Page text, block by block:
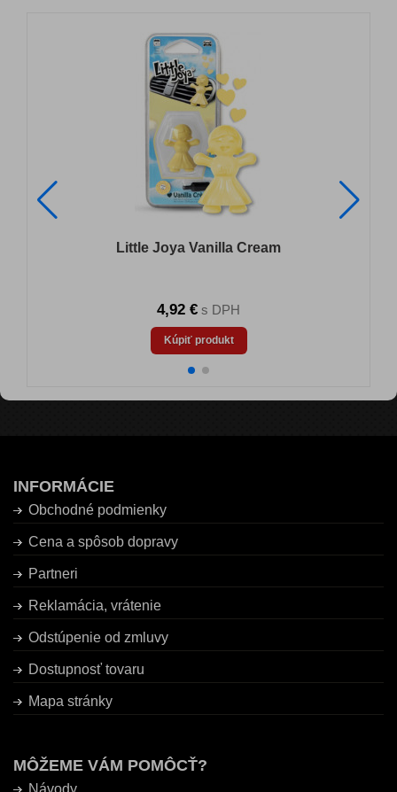
Little Joya Vanilla Cream
4,92 € s DPH
Kúpiť produkt
INFORMÁCIE
Obchodné podmienky
Cena a spôsob dopravy
Partneri
Reklamácia, vrátenie
Odstúpenie od zmluvy
Dostupnosť tovaru
Mapa stránky
MÔŽEME VÁM POMÔCŤ?
Návody